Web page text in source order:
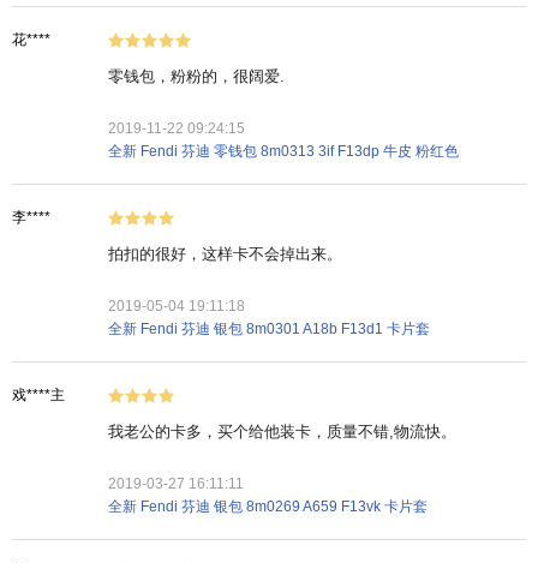
花****
零钱包，粉粉的，很阔爱.
2019-11-22 09:24:15
全新 Fendi 芬迪 零钱包 8m0313 3if F13dp 牛皮 粉红色
李****
拍扣的很好，这样卡不会掉出来。
2019-05-04 19:11:18
全新 Fendi 芬迪 银包 8m0301 A18b F13d1 卡片套
戏****主
我老公的卡多，买个给他装卡，质量不错,物流快。
2019-03-27 16:11:11
全新 Fendi 芬迪 银包 8m0269 A659 F13vk 卡片套